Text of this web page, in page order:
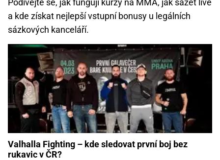
Podívejte se, jak fungují kurzy na MMA, jak sázet live
a kde získat nejlepší vstupní bonusy u legálních
sázkových kanceláří.
Valhalla Fighting – kde sledovat první boj bez
rukavic v ČR?